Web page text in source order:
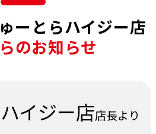
ーとらハイジー店
のお知らせ
イジー店店長より